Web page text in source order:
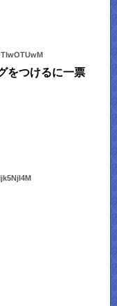
をつけるに一票